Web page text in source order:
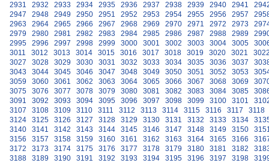
2931
2932 2933 2934 2935 2936 2937 2938 2939 2940 2941
2947
2948 2949 2950 2951 2952 2953 2954 2955 2956 2957
2963
2964 2965 2966 2967 2968 2969 2970 2971 2972 2973
2979
2980 2981 2982 2983 2984 2985 2986 2987 2988 2989
2995
2996 2997 2998 2999 3000 3001 3002 3003 3004 3005
3011
3012 3013 3014 3015 3016 3017 3018 3019 3020 3021
3027
3028 3029 3030 3031 3032 3033 3034 3035 3036 3037
3043
3044 3045 3046 3047 3048 3049 3050 3051 3052 3053
3059
3060 3061 3062 3063 3064 3065 3066 3067 3068 3069
3075
3076 3077 3078 3079 3080 3081 3082 3083 3084 3085
3091
3092 3093 3094 3095 3096 3097 3098 3099 3100 3101
3107
3108 3109 3110 3111 3112 3113 3114 3115 3116 3117
3118
3124
3125 3126 3127 3128 3129 3130 3131 3132 3133 3134
3140
3141 3142 3143 3144 3145 3146 3147 3148 3149 3150
3156
3157 3158 3159 3160 3161 3162 3163 3164 3165 3166
3172
3173 3174 3175 3176 3177 3178 3179 3180 3181 3182
3188
3189 3190 3191 3192 3193 3194 3195 3196 3197 3198